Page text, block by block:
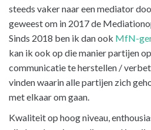
steeds vaker naar een mediator
geweest om in 2017 de
Sinds 2018 ben ik dan ook MfN-
kan ik ook op die manier partijen
communicatie te herstellen /
vinden waarin alle partijen zich
met elkaar om gaan.
Kwaliteit op hoog niveau,